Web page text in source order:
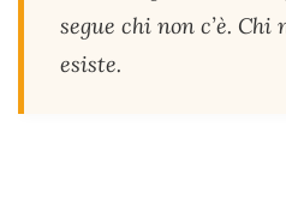
segue chi non c’è. Chi
esiste.